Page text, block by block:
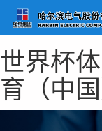
世界杯
育（中国